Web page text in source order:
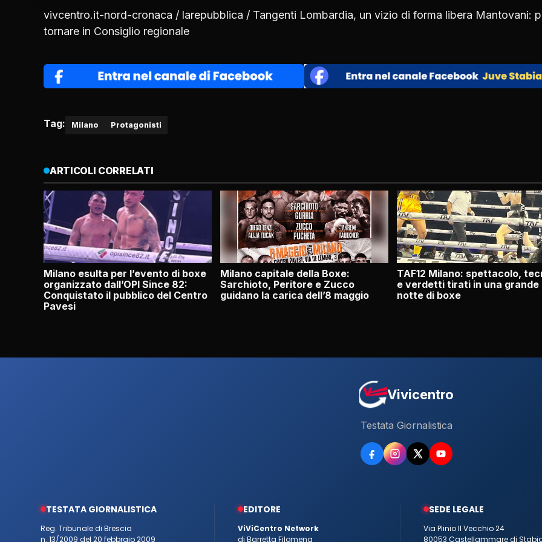
vivcentro.it-nord-cronaca / larepubblica / Tangenti Lombardia, un vizio di forma libera Mantovani:
tornare in Consiglio regionale
Tag: Milano Protagonisti
ARTICOLI CORRELATI
Milano esulta per l’evento di boxe
organizzato dall’OPI Since 82:
Conquistato il pubblico del Centro
Pavesi
Milano capitale della Boxe:
Sarchioto, Peritore e Zucco
guidano la carica dell’8 maggio
TAF12 Milano: spettacolo,
e verdetti tirati in una grande
notte di boxe
Vivicentro
Testata Giornalistica
TESTATA GIORNALISTICA
Reg. Tribunale di Brescia
n. 13/2009 del 20 febbraio 2009
EDITORE
ViViCentro Network
di Barretta Filomena
SEDE LEGALE
Via Plinio Il Vecchio 24
80053 Castellammare di